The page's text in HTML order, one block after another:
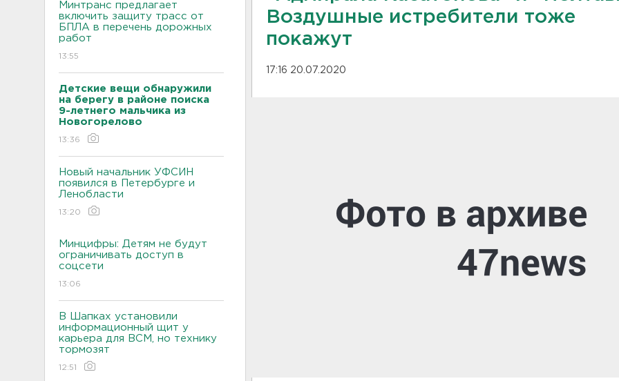
Минтранс предлагает
включить защиту трасс от
БПЛА в перечень дорожных
работ
13:55
Детские вещи обнаружили
на берегу в районе поиска
9-летнего мальчика из
Новогорелово
13:36
Новый начальник УФСИН
появился в Петербурге и
Ленобласти
13:20
Минцифры: Детям не будут
ограничивать доступ в
соцсети
13:06
В Шапках установили
информационный щит у
карьера для ВСМ, но технику
тормозят
12:51
Воздушные истребители тоже
покажут
17:16 20.07.2020